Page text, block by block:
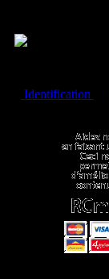
Identification